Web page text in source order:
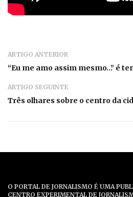
ARTIGO ANTERIOR
“Eu me amo assim mesmo…” é
ARTIGO SEGUINTE
Três olhares sobre o centro da
O PORTAL DE JORNALISMO É UMA
CENTRO EXPERIMENTAL DE